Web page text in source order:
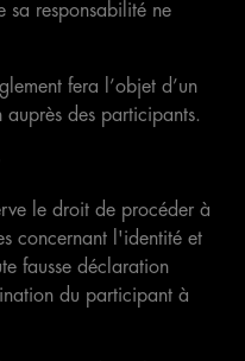
sa responsabilité ne
fera l’objet d’un
des participants.
le droit de procéder à
concernant l'identité et
fausse déclaration
du participant à